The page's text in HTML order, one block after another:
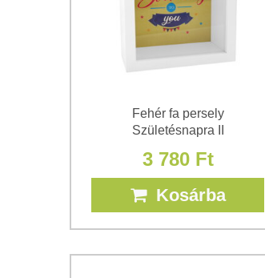
Fehér fa persely
Születésnapra II
3 780 Ft
Kosárba